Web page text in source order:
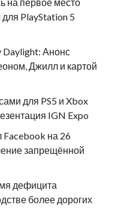
для PlayStation 5
Daylight: Анонс
Джилл и картой
для PS5 и Xbox
IGN Expo
на 26
запрещённой
дефицита
более дорогих